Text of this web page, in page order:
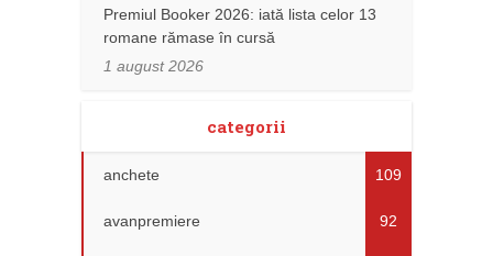
Premiul Booker 2026: iată lista celor 13
romane rămase în cursă
1 august 2026
categorii
anchete 109
avanpremiere 92